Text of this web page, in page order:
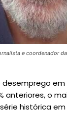
e coordenador
desemprego
anteriores, o
histórica em